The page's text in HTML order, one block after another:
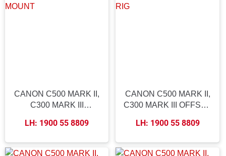
CANON C500 MARK II,
C300 MARK III
LH: 1900 55 8809
CANON C500 MARK II,
C300 MARK III OFFSET
LH: 1900 55 8809